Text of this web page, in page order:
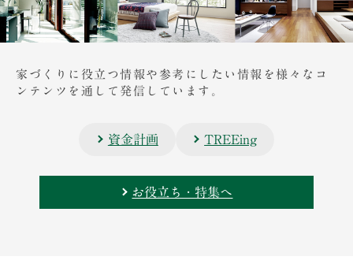
家づくりに役立つ情報や参考にしたい情報を様々なコ
ンテンツを通して発信しています。
資金計画 TREEing
お役立ち・特集へ